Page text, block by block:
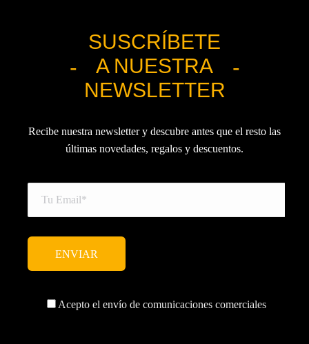
SUSCRÍBETE
A NUESTRA
NEWSLETTER
Recibe nuestra newsletter y descubre antes que el resto las
últimas novedades, regalos y descuentos.
Acepto el envío de comunicaciones comerciales